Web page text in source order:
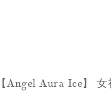
Angel Aura Ice】